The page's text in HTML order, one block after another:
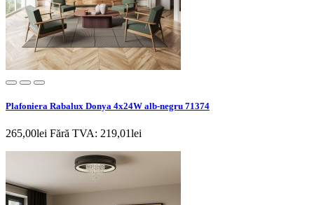
Plafoniera Rabalux Donya 4x24W alb-negru 71374
265,00lei Fără TVA: 219,01lei